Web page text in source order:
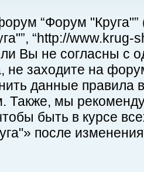
“Форум
“http://
Вы не согласны с
не заходите на
данные правила
Также, мы
быть в курсе
после